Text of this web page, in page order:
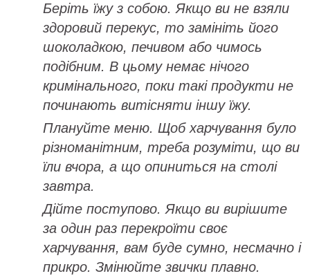
Беріть їжу з собою. Якщо ви не взяли
здоровий перекус, то замініть його
шоколадкою, печивом або чимось
подібним. В цьому немає нічого
кримінального, поки такі продукти не
починають витісняти іншу їжу.
Плануйте меню. Щоб харчування було
різноманітним, треба розуміти, що ви
їли вчора, а що опиниться на столі
завтра.
Дійте поступово. Якщо ви вирішите
за один раз перекроїти своє
харчування, вам буде сумно, несмачно і
прикро. Змінюйте звички плавно.